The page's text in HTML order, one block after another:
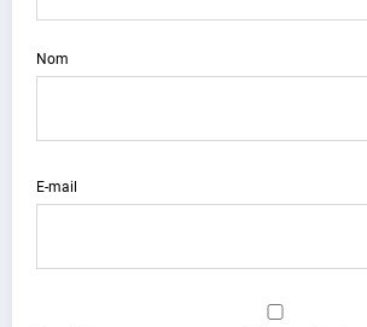
Nom
E-mail